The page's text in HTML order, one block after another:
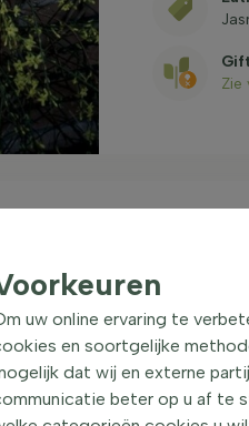
Zie
struik 40-50
is een
bereiken van ongeveer
bladeren van de
groenblijvend is, blijft hij
uw online ervaring te
en soortgelijke
dat wij en externe
beter op u af te